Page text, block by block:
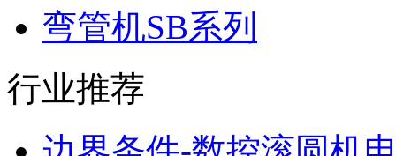
弯管机SB系列
行业推荐